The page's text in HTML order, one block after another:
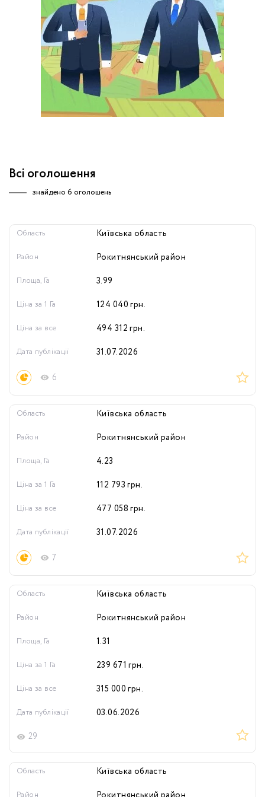
Всі оголошення
знайдено 6 оголошень
Область Київська область
Район Рокитнянський район
Площа, Га 3.99
Ціна за 1 Га 124 040 грн.
Ціна за все 494 312 грн.
6
Дата публікації 31.07.2026
Область Київська область
Район Рокитнянський район
Площа, Га 4.23
Ціна за 1 Га 112 793 грн.
Ціна за все 477 058 грн.
7
Дата публікації 31.07.2026
Область Київська область
Район Рокитнянський район
Площа, Га 1.31
Ціна за 1 Га 239 671 грн.
Ціна за все 315 000 грн.
29
Дата публікації 03.06.2026
Область Київська область
Немає облікового запису?
Зареєструватися
УВІЙТИ
обробку персональних даних.
ЗАМОВИТИ КОНСУЛЬТАЦІЮ